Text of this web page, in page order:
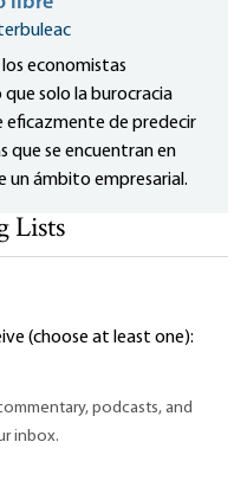
economistas
solo la burocracia
eficazmente de predecir
que se encuentran en
un ámbito empresarial.
Lists
(choose at least one):
podcasts, and
inbox.